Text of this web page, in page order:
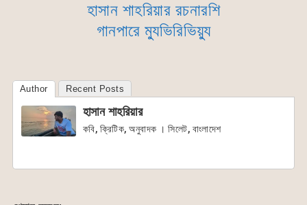
হাসান শাহরিয়ার রচনারশি
গানপারে ম্যুভিরিভিয়্যু
Author Recent Posts
হাসান শাহরিয়ার
কবি, ক্রিটিক, অনুবাদক । সিলেট, বাংলাদেশ